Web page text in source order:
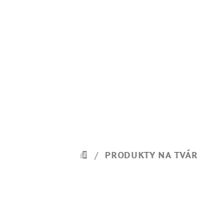
DOMOV
/ PRODUKTY NA TVÁR